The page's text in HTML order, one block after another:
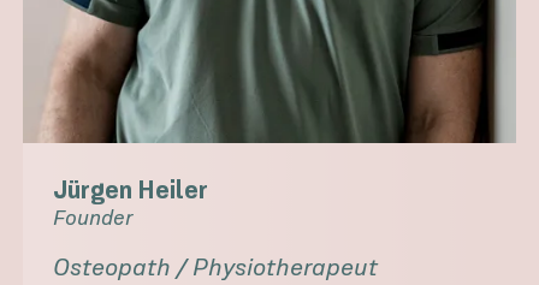
Jürgen Heiler
Founder
Osteopath / Physiotherapeut